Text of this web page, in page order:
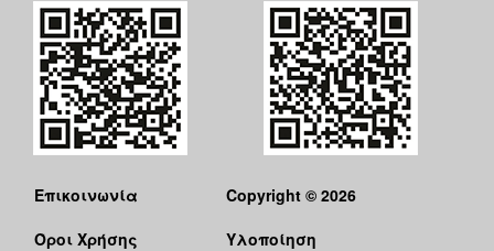
Επικοινωνία
Όροι Χρήσης
Copyright © 2026
Υλοποίηση